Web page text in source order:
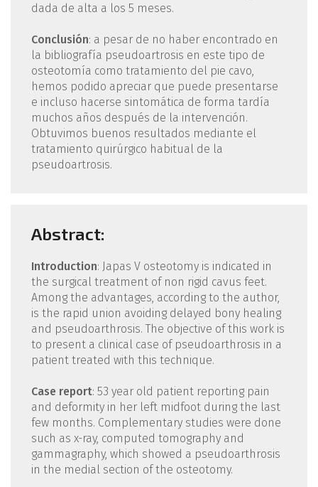
dada de alta a los 5 meses.
Conclusión: a pesar de no haber encontrado en
la bibliografía pseudoartrosis en este tipo de
osteotomía como tratamiento del pie cavo,
hemos podido apreciar que puede presentarse
e incluso hacerse sintomática de forma tardía
muchos años después de la intervención.
Obtuvimos buenos resultados mediante el
tratamiento quirúrgico habitual de la
pseudoartrosis.
Abstract:
Introduction: Japas V osteotomy is indicated in
the surgical treatment of non rigid cavus feet.
Among the advantages, according to the author,
is the rapid union avoiding delayed bony healing
and pseudoarthrosis. The objective of this work is
to present a clinical case of pseudoarthrosis in a
patient treated with this technique.
Case report: 53 year old patient reporting pain
and deformity in her left midfoot during the last
few months. Complementary studies were done
such as x-ray, computed tomography and
gammagraphy, which showed a pseudoarthrosis
in the medial section of the osteotomy.